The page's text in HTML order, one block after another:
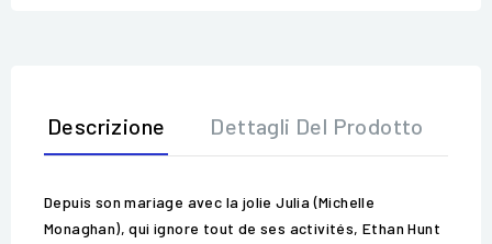
Descrizione Dettagli Del Prodotto
Depuis son mariage avec la jolie Julia (Michelle
Monaghan), qui ignore tout de ses activités, Ethan Hunt